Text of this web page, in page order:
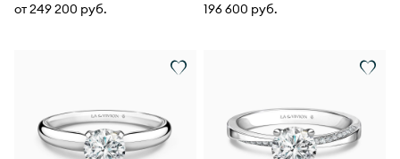
от 249 200 руб.
196 600 руб.